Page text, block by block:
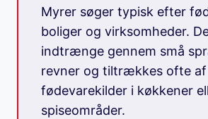
Myrer søger typisk efter
boliger og virksomheder.
indtrænge gennem små
revner og tiltrækkes ofte af
fødevarekilder i køkkener
spiseområder.